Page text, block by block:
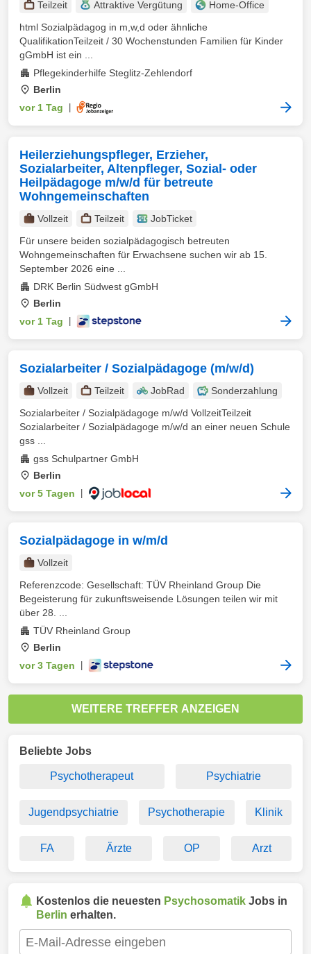
Teilzeit Attraktive Vergütung
Home-Office
html Sozialpädagog in m,w,d oder ähnliche
QualifikationTeilzeit / 30 Wochenstunden Familien für Kinder
gGmbH ist ein ...
Pflegekinderhilfe Steglitz-Zehlendorf
Berlin
vor 1 Tag
Heilerziehungspfleger, Erzieher,
Sozialarbeiter, Altenpfleger, Sozial- oder
Heilpädagoge m/w/d für betreute
Wohngemeinschaften
Vollzeit Teilzeit
JobTicket
Für unsere beiden sozialpädagogisch betreuten
Wohngemeinschaften für Erwachsene suchen wir ab 15.
September 2026 eine ...
DRK Berlin Südwest gGmbH
Berlin
vor 1 Tag
Sozialarbeiter / Sozialpädagoge (m/w/d)
Vollzeit Teilzeit JobRad
Sonderzahlung
Sozialarbeiter / Sozialpädagoge m/w/d VollzeitTeilzeit
Sozialarbeiter / Sozialpädagoge m/w/d an einer neuen Schule
gss ...
gss Schulpartner GmbH
Berlin
vor 5 Tagen
Sozialpädagoge in w/m/d
Vollzeit
Referenzcode: Gesellschaft: TÜV Rheinland Group Die
Begeisterung für zukunftsweisende Lösungen teilen wir mit
über 28. ...
TÜV Rheinland Group
Berlin
vor 3 Tagen
WEITERE TREFFER ANZEIGEN
Beliebte Jobs
Psychotherapeut Psychiatrie
Jugendpsychiatrie Psychotherapie Klinik
FA Ärzte OP Arzt
Kostenlos die neuesten Psychosomatik Jobs in
Berlin erhalten.